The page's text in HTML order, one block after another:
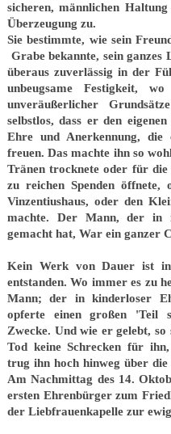
sicheren, männlichen
Überzeugung zu.
Sie bestimmte, wie sein
Grabe bekannte, sein ganzes
überaus zuverlässig in der
unbeugsame Festigkeit,
unveräußerlicher
selbstlos, dass er den
Ehre und Anerkennung,
freuen. Das machte ihn so
Tränen trocknete oder für die
zu reichen Spenden
Vinzentiushaus, oder den
machte. Der Mann, der in
gemacht hat, War ein ganzer
Kein Werk von Dauer ist
entstanden. Wo immer es zu
Mann; der in kinderloser
opferte einen großen 'Teil
Zwecke. Und wie er gelebt,
Tod keine Schrecken für
trug ihn hoch hinweg über
Am Nachmittag des 14.
ersten Ehrenbürger zum
der Liebfrauenkapelle zur